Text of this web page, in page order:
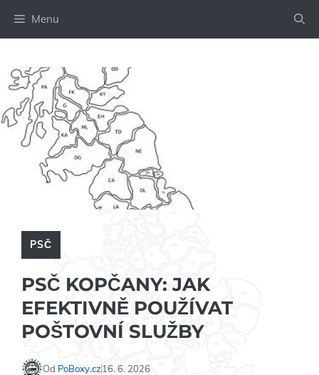
Menu
PSČ
PSČ KOPČANY: JAK
EFEKTIVNĚ POUŽÍVAT
POŠTOVNÍ SLUŽBY
Od PoBoxy.cz16. 6. 2026